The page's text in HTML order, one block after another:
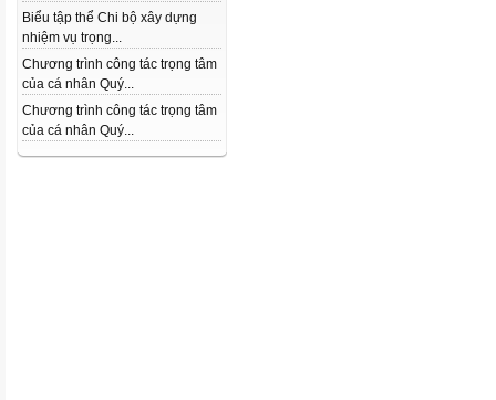
Biểu tập thể Chi bộ xây dựng
nhiệm vụ trọng...
Chương trình công tác trọng tâm
của cá nhân Quý...
Chương trình công tác trọng tâm
của cá nhân Quý...